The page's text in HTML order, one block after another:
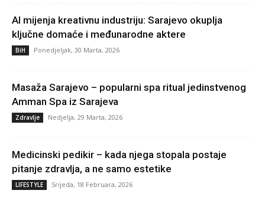
AI mijenja kreativnu industriju: Sarajevo okuplja
ključne domaće i međunarodne aktere
BiH Ponedjeljak, 30 Marta, 2026
Masaža Sarajevo – popularni spa ritual jedinstvenog
Amman Spa iz Sarajeva
Zdravlje Nedjelja, 29 Marta, 2026
Medicinski pedikir – kada njega stopala postaje
pitanje zdravlja, a ne samo estetike
LIFESTYLE Srijeda, 18 Februara, 2026